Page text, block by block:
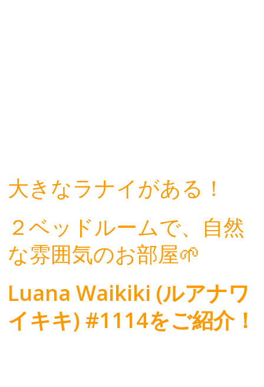
大きなラナイがある！
２ベッドルームで、自然
な雰囲気のお部屋🌱
Luana Waikiki (ルアナワ
イキキ) #1114をご紹介！